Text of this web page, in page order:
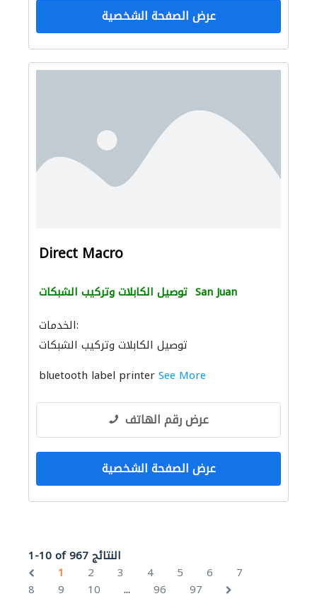
عرض الصفحة الشخصية
Direct Macro
توصيل الكابلات وتركيب الشبكات San Juan
الخدمات:
توصيل الكابلات وتركيب الشبكات
bluetooth label printerSee More
عرض رقم الهاتف
عرض الصفحة الشخصية
1-10 of 967 النتائج
1
2 3 4 5 6
7
8
9 10 ... 96 97